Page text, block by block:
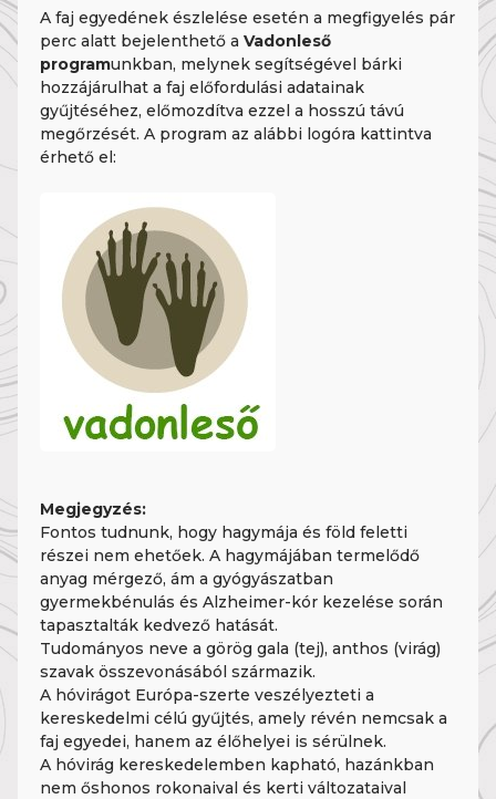
A faj egyedének észlelése esetén a megfigyelés pár
perc alatt bejelenthető a Vadonleső
programunkban, melynek segítségével bárki
hozzájárulhat a faj előfordulási adatainak
gyűjtéséhez, előmozdítva ezzel a hosszú távú
megőrzését. A program az alábbi logóra kattintva
érhető el:
Megjegyzés:
Fontos tudnunk, hogy hagymája és föld feletti
részei nem ehetőek. A hagymájában termelődő
anyag mérgező, ám a gyógyászatban
gyermekbénulás és Alzheimer-kór kezelése során
tapasztalták kedvező hatását.
Tudományos neve a görög gala (tej), anthos (virág)
szavak összevonásából származik.
A hóvirágot Európa-szerte veszélyezteti a
kereskedelmi célú gyűjtés, amely révén nemcsak a
faj egyedei, hanem az élőhelyei is sérülnek.
A hóvirág kereskedelemben kapható, hazánkban
nem őshonos rokonaival és kerti változataival